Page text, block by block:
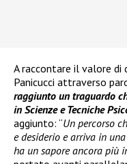
A raccontare il valore
Panicucci attraverso
raggiunto un traguardo
in Scienze e Tecniche
aggiunto: “Un percorso
e desiderio e arriva in
ha un sapore ancora più